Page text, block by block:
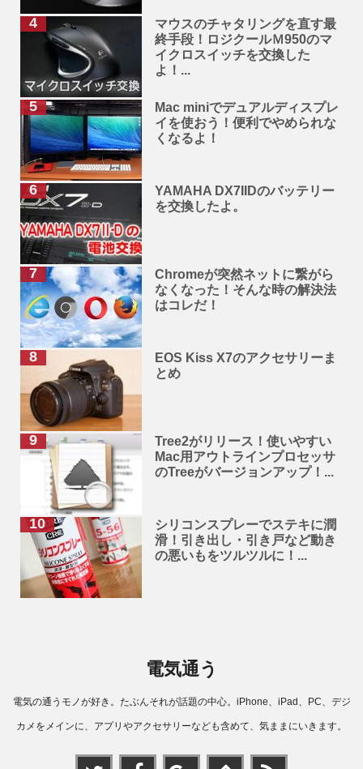
マウスのチャタリングを直す最
終手段！ロジクールＭ950のマ
イクロスイッチを交換した
よ！...
Mac miniでデュアルディスプレ
イを使おう！便利でやめられな
くなるよ！
YAMAHA DX7IIDのバッテリー
を交換したよ。
Chromeが突然ネットに繋がら
なくなった！そんな時の解決法
はコレだ！
EOS Kiss X7のアクセサリーま
とめ
Tree2がリリース！使いやすい
Mac用アウトラインプロセッサ
のTreeがバージョンアップ！...
シリコンスプレーでステキに潤
滑！引き出し・引き戸など動き
の悪いもをツルツルに！...
電気通う
電気の通うモノが好き。たぶんそれが話題の中心。iPhone、iPad、PC、デジ
カメをメインに、アプリやアクセサリーなども含めて、気ままにいきます。